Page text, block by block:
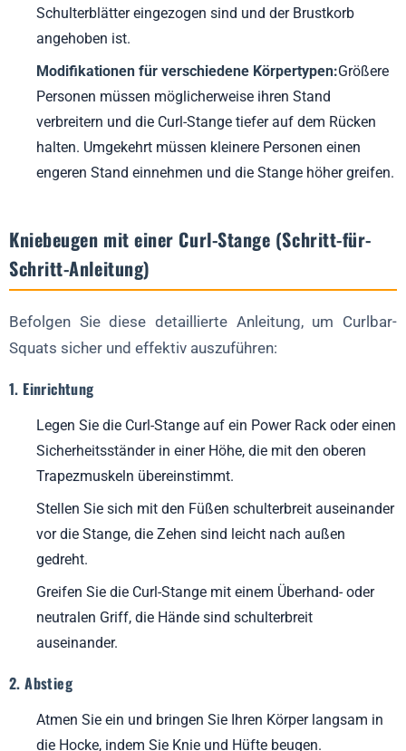
Schulterblätter eingezogen sind und der Brustkorb
angehoben ist.
Modifikationen für verschiedene Körpertypen:Größere
Personen müssen möglicherweise ihren Stand
verbreitern und die Curl-Stange tiefer auf dem Rücken
halten. Umgekehrt müssen kleinere Personen einen
engeren Stand einnehmen und die Stange höher greifen.
Kniebeugen mit einer Curl-Stange (Schritt-für-
Schritt-Anleitung)
Befolgen Sie diese detaillierte Anleitung, um Curlbar-
Squats sicher und effektiv auszuführen:
1. Einrichtung
Legen Sie die Curl-Stange auf ein Power Rack oder einen
Sicherheitsständer in einer Höhe, die mit den oberen
Trapezmuskeln übereinstimmt.
Stellen Sie sich mit den Füßen schulterbreit auseinander
vor die Stange, die Zehen sind leicht nach außen
gedreht.
Greifen Sie die Curl-Stange mit einem Überhand- oder
neutralen Griff, die Hände sind schulterbreit
auseinander.
2. Abstieg
Atmen Sie ein und bringen Sie Ihren Körper langsam in
die Hocke, indem Sie Knie und Hüfte beugen.